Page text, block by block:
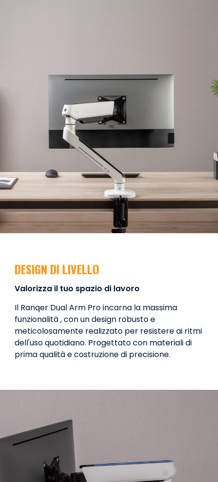
DESIGN DI LIVELLO
Valorizza il tuo spazio di lavoro
Il Ranqer Dual Arm Pro incarna la massima
funzionalità , con un design robusto e
meticolosamente realizzato per resistere ai ritmi
dell'uso quotidiano. Progettato con materiali di
prima qualità e costruzione di precisione.